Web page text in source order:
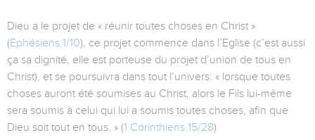
Dieu a le projet de « réunir toutes choses en Christ »
(Ephésiens.1/10), ce projet commence dans l’Eglise (c’est aussi
ça sa dignité, elle est porteuse du projet d’union de tous en
Christ), et se poursuivra dans tout l’univers: « lorsque toutes
choses auront été soumises au Christ, alors le Fils lui-même
sera soumis à celui qui lui a soumis toutes choses, afin que
Dieu soit tout en tous. » (1 Corinthiens.15/28)